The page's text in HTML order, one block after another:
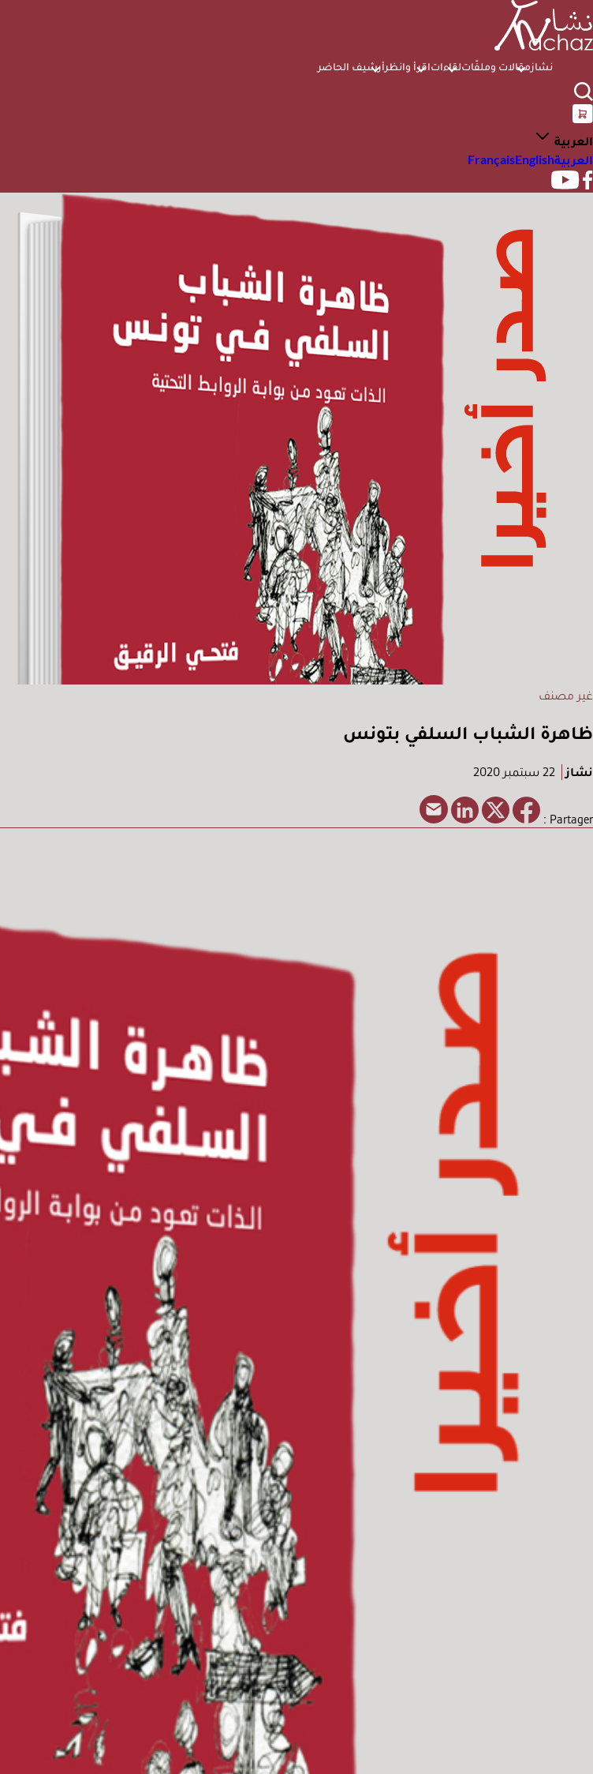
نشازمقالات وملفّاتلقاءاتاقرأ وانظرأرشيف الحاضر
العربية
العربية
FrançaisEnglish
غير مصنف
ظاهرة الشباب السلفي بتونس
نشاز 22 سبتمبر 2020
Partager :